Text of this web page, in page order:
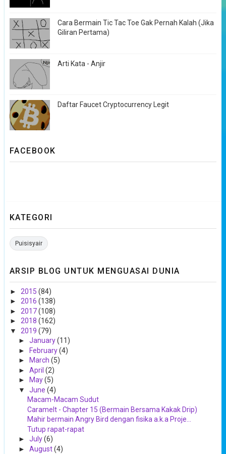
Cara Bermain Tic Tac Toe Gak Pernah Kalah (Jika
Giliran Pertama)
Arti Kata - Anjir
Daftar Faucet Cryptocurrency Legit
FACEBOOK
KATEGORI
Puisisyair
ARSIP BLOG UNTUK MENGUASAI DUNIA
► 2015 (84)
► 2016 (138)
► 2017(108)
► 2018 (162)
▼ 2019 (79)
► January(11)
►
February(4)
►
March (5)
► April (2)
►
May(5)
▼ June (4)
Macam-Macam Sudut
Caramelt - Chapter 15 (Bermain Bersama Kakak Drip)
Mahir bermain Angry Bird dengan fisika a.k.a Proje...
Tutup rapat-rapat
► July(6)
► August(4)